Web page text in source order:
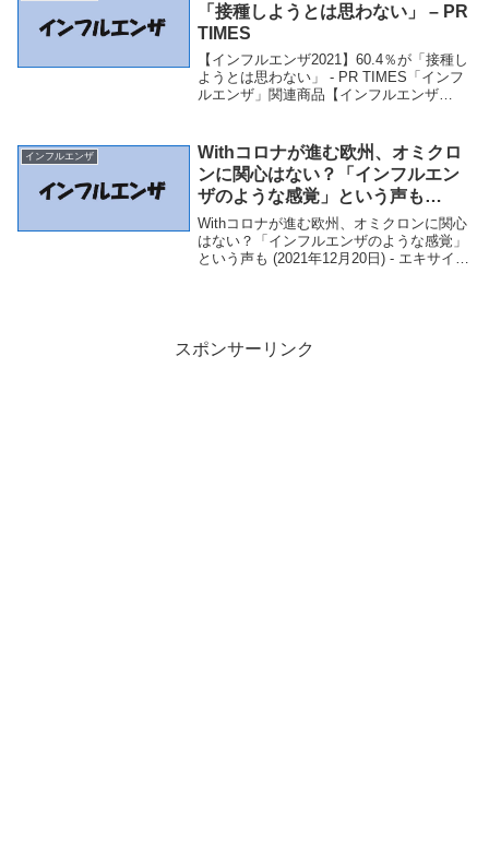
「接種しようとは思わない」 – PR
TIMES
【インフルエンザ2021】60.4％が「接種し
ようとは思わない」 - PR TIMES「インフ
ルエンザ」関連商品【インフルエンザ
60.4％が「...
インフルエンザ
Withコロナが進む欧州、オミクロ
ンに関心はない？「インフルエン
ザのような感覚」という声も
(2021年12月20日) – エキサイトニ
ュース
Withコロナが進む欧州、オミクロンに関心
はない？「インフルエンザのような感覚」
という声も (2021年12月20日) - エキサイト
スポンサーリンク